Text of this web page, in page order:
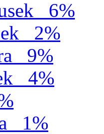
6%
2%
9%
4%
1%